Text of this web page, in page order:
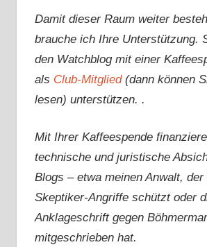
Damit dieser Raum weiter
brauche ich Ihre Unterstützung.
den Watchblog mit einer
als Club-Mitglied(dann können
lesen) unterstützen. .
Mit Ihrer Kaffeespende
technische und juristische
Blogs – etwa meinen Anwalt, der
Skeptiker-Angriffe schützt oder
Anklageschrift gegen
mitgeschrieben hat.